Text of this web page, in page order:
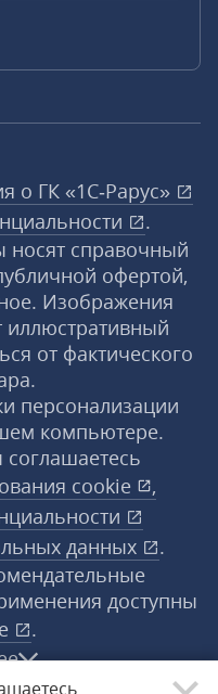
о ГК «1С‑Рарус»
.
носят справочный
офертой,
Изображения
иллюстративный
от фактического
персонализации
компьютере.
соглашаетесь
cookie
,
данных
.
доступны
.